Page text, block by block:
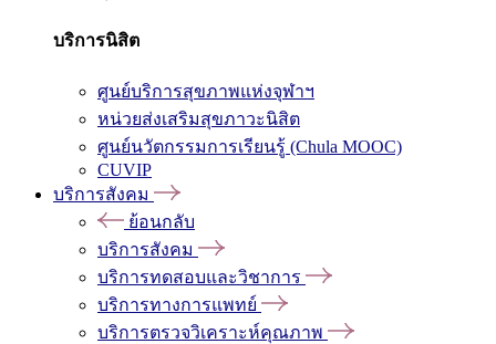
บริการนิสิต
ศูนย์บริการสุขภาพแห่งจุฬาฯ
หน่วยส่งเสริมสุขภาวะนิสิต
ศูนย์นวัตกรรมการเรียนรู้ (Chula MOOC)
CUVIP
บริการสังคม
ย้อนกลับ
บริการสังคม
บริการทดสอบและวิชาการ
บริการทางการแพทย์
บริการตรวจวิเคราะห์คุณภาพ